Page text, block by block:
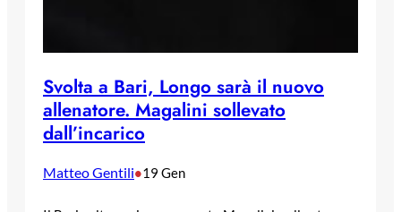
Svolta a Bari, Longo sarà il nuovo
allenatore. Magalini sollevato
dall’incarico
Matteo Gentili•19 Gen